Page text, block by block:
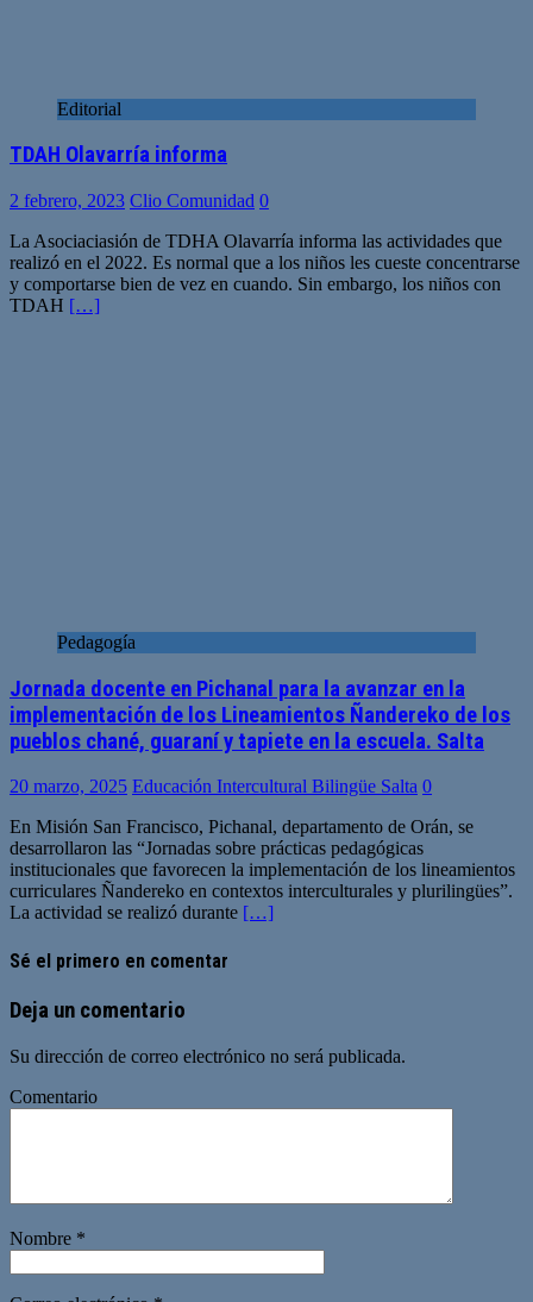
Editorial
TDAH Olavarría informa
2 febrero, 2023 Clio Comunidad 0
La Asociaciasión de TDHA Olavarría informa las actividades que
realizó en el 2022. Es normal que a los niños les cueste concentrarse
y comportarse bien de vez en cuando. Sin embargo, los niños con
TDAH […]
Pedagogía
Jornada docente en Pichanal para la avanzar en la
implementación de los Lineamientos Ñandereko de los
pueblos chané, guaraní y tapiete en la escuela. Salta
20 marzo, 2025 Educación Intercultural Bilingüe Salta 0
En Misión San Francisco, Pichanal, departamento de Orán, se
desarrollaron las “Jornadas sobre prácticas pedagógicas
institucionales que favorecen la implementación de los lineamientos
curriculares Ñandereko en contextos interculturales y plurilingües”.
La actividad se realizó durante […]
Sé el primero en comentar
Deja un comentario
Su dirección de correo electrónico no será publicada.
Comentario
Nombre *